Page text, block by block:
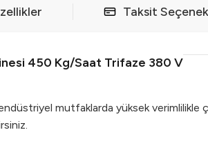
Taksit
450 Kg/Saat Trifaze 380 V
mutfaklarda yüksek